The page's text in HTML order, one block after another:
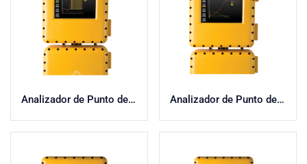
Analizador de Punto de Congelación Analizador de Punto de Fluidez